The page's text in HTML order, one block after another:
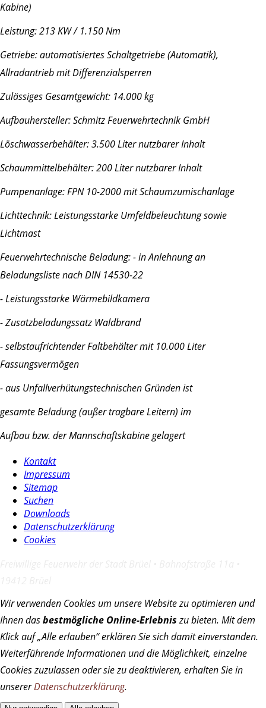
Kabine)
Leistung: 213 KW / 1.150 Nm
Getriebe: automatisiertes Schaltgetriebe (Automatik),
Allradantrieb mit Differenzialsperren
Zulässiges Gesamtgewicht: 14.000 kg
Aufbauhersteller: Schmitz Feuerwehrtechnik GmbH
Löschwasserbehälter: 3.500 Liter nutzbarer Inhalt
Schaummittelbehälter: 200 Liter nutzbarer Inhalt
Pumpenanlage: FPN 10-2000 mit Schaumzumischanlage
Lichttechnik: Leistungsstarke Umfeldbeleuchtung sowie
Lichtmast
Feuerwehrtechnische Beladung: - in Anlehnung an
Beladungsliste nach DIN 14530-22
- Leistungsstarke Wärmebildkamera
- Zusatzbeladungssatz Waldbrand
- selbstaufrichtender Faltbehälter mit 10.000 Liter
Fassungsvermögen
- aus Unfallverhütungstechnischen Gründen ist
gesamte Beladung (außer tragbare Leitern) im
Aufbau bzw. der Mannschaftskabine gelagert
Kontakt
Impressum
Sitemap
Suchen
Downloads
Datenschutzerklärung
Cookies
Wir verwenden Cookies um unsere Website zu optimieren und
Ihnen dasbestmögliche Online-Erlebniszu bieten. Mit dem
Klick auf„Alle erlauben“erklären Sie sich damit einverstanden.
Weiterführende Informationen und die Möglichkeit, einzelne
Cookies zuzulassen oder sie zu deaktivieren, erhalten Sie in
unsererDatenschutzerklärung.